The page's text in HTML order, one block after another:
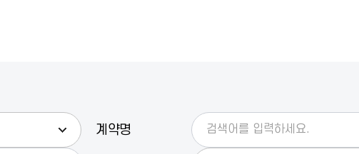
계약명